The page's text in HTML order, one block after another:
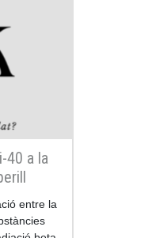
40 a la
entre la